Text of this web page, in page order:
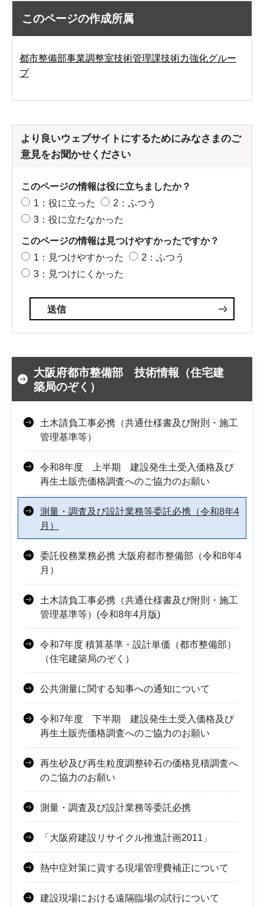
このページの作成所属
都市整備部事業調整室技術管理課技術力強化グルー
プ
より良いウェブサイトにするためにみなさまのご
意見をお聞かせください
このページの情報は役に立ちましたか？
1：役に立った
2：ふつう
3：役に立たなかった
このページの情報は見つけやすかったですか？
1：見つけやすかった
2：ふつう
3：見つけにくかった
大阪府都市整備部 技術情報（住宅建
築局のぞく）
土木請負工事必携（共通仕様書及び附則・施工
管理基準等）
令和8年度 上半期 建設発生土受入価格及び
再生土販売価格調査へのご協力のお願い
測量・調査及び設計業務等委託必携（令和8年4
月）
委託役務業務必携 大阪府都市整備部（令和8年4
月）
土木請負工事必携（共通仕様書及び附則・施工
管理基準等）(令和8年4月版)
令和7年度 積算基準・設計単価（都市整備部）
（住宅建築局のぞく）
公共測量に関する知事への通知について
令和7年度 下半期 建設発生土受入価格及び
再生土販売価格調査へのご協力のお願い
再生砂及び再生粒度調整砕石の価格見積調査へ
のご協力のお願い
測量・調査及び設計業務等委託必携
「大阪府建設リサイクル推進計画2011」
熱中症対策に資する現場管理費補正について
建設現場における遠隔臨場の試行について